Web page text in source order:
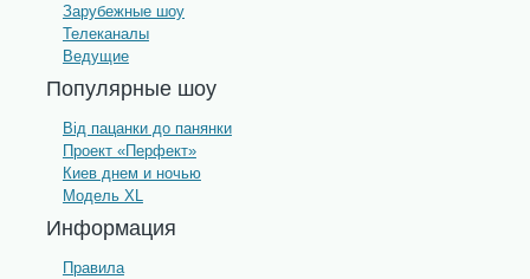
Зарубежные шоу
Телеканалы
Ведущие
Популярные шоу
Від пацанки до панянки
Проект «Перфект»
Киев днем и ночью
Модель XL
Информация
Правила